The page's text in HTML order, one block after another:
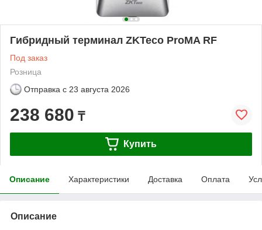
Гибридный терминал ZKTeco ProMA RF
Под заказ
Розница
Отправка с 23 августа 2026
238 680 ₸
Купить
Описание Характеристики Доставка Оплата
Описание